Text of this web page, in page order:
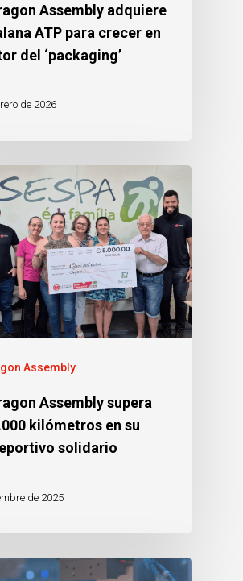
Assembly adquiere
ATP para crecer en
del ‘packaging’
de 2026
Assembly
Assembly supera
kilómetros en su
solidario
de 2025